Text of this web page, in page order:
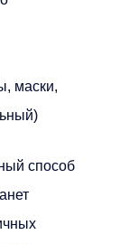
маски,
способ